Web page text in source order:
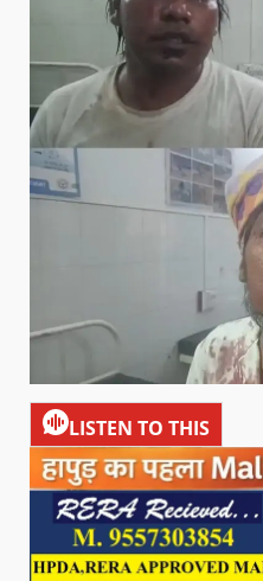
LISTEN TO THIS